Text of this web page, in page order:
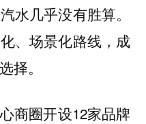
水几乎没有胜算。
、场景化路线，成
择。
商圈开设12家品牌